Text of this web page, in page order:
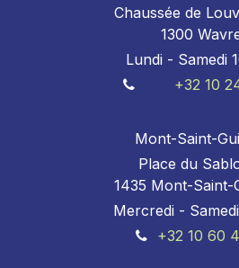
Chaussée de
1300
Lundi - Samedi
+32 10
Mont-Saint-
Place du
1435 Mont-Saint-
Mercredi -
+32 10 60